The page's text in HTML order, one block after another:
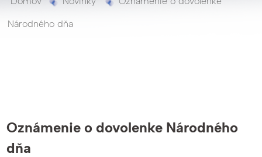
Národného dňa
Oznámenie o dovolenke Národného
dňa